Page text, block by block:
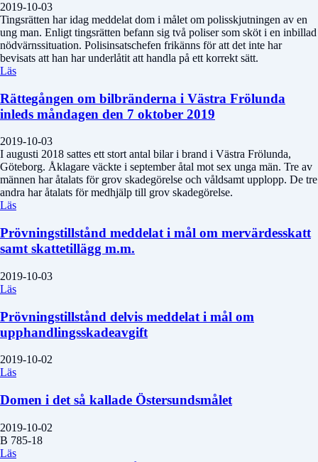
2019-10-03
Tingsrätten har idag meddelat dom i målet om polisskjutningen av en
ung man. Enligt tingsrätten befann sig två poliser som sköt i en inbillad
nödvärnssituation. Polisinsatschefen frikänns för att det inte har
bevisats att han har underlåtit att handla på ett korrekt sätt.
Läs
Rättegången om bilbränderna i Västra Frölunda
inleds måndagen den 7 oktober 2019
2019-10-03
I augusti 2018 sattes ett stort antal bilar i brand i Västra Frölunda,
Göteborg. Åklagare väckte i september åtal mot sex unga män. Tre av
männen har åtalats för grov skadegörelse och våldsamt upplopp. De tre
andra har åtalats för medhjälp till grov skadegörelse.
Läs
Prövningstillstånd meddelat i mål om mervärdesskatt
samt skattetillägg m.m.
2019-10-03
Läs
Prövningstillstånd delvis meddelat i mål om
upphandlingsskadeavgift
2019-10-02
Läs
Domen i det så kallade Östersundsmålet
2019-10-02
B 785-18
Läs